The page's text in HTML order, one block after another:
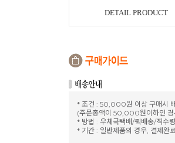
DETAIL PRODUCT
* 조건 : 50,000원 이상 구매시
(주문총액이 50,000원이하인
* 방법 : 우체국택배/퀵배송/직수령
* 기간 : 일반제품의 경우, 결제완